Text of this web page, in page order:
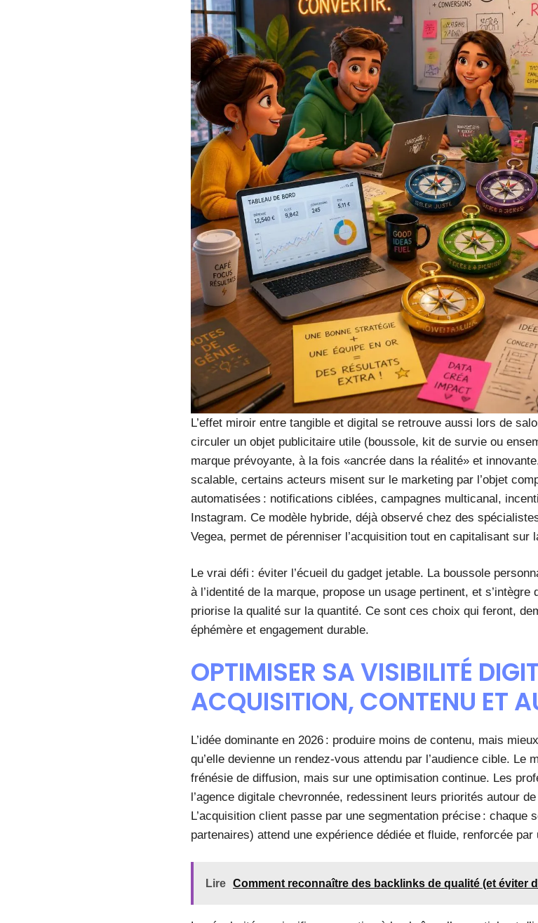
L’effet miroir entre tangible et digital se retrouve aussi lors de
circuler un objet publicitaire utile (boussole, kit de survie ou
marque prévoyante, à la fois «ancrée dans la réalité» et
scalable, certains acteurs misent sur le marketing par l’objet
automatisées : notifications ciblées, campagnes multicanal,
Instagram. Ce modèle hybride, déjà observé chez des
Vegea, permet de pérenniser l’acquisition tout en capitalisant
Le vrai défi : éviter l’écueil du gadget jetable. La boussole
à l’identité de la marque, propose un usage pertinent, et
priorise la qualité sur la quantité. Ce sont ces choix qui feront,
éphémère et engagement durable.
OPTIMISER SA VISIBILITÉ
ACQUISITION, CONTENU ET
L’idée dominante en 2026 : produire moins de contenu, mais
qu’elle devienne un rendez-vous attendu par l’audience cible. Le
frénésie de diffusion, mais sur une optimisation continue. Les
l’agence digitale chevronnée, redessinent leurs priorités autour
L’acquisition client passe par une segmentation précise : chaque
partenaires) attend une expérience dédiée et fluide, renforcée
Lire Comment reconnaître des backlinks de qualité (et éviter